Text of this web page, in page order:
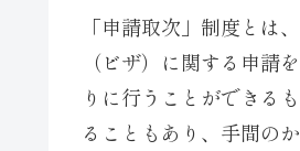
「申請取次」制度とは
（ビザ）に関する申
りに行うことができる
ることもあり、手間の